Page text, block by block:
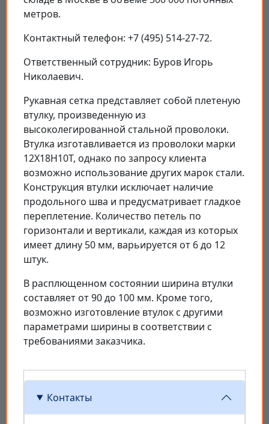
метров.
Контактный телефон: +7 (495) 514-27-72.
Ответственный сотрудник: Буров Игорь
Николаевич.
Рукавная сетка представляет собой плетеную
втулку, произведенную из
высоколегированной стальной проволоки.
Втулка изготавливается из проволоки марки
12Х18Н10Т, однако по запросу клиента
возможно использование других марок стали.
Конструкция втулки исключает наличие
продольного шва и предусматривает гладкое
переплетение. Количество петель по
горизонтали и вертикали, каждая из которых
имеет длину 50 мм, варьируется от 6 до 12
штук.
В расплющенном состоянии ширина втулки
составляет от 90 до 100 мм. Кроме того,
возможно изготовление втулок с другими
параметрами ширины в соответствии с
требованиями заказчика.
Контакты